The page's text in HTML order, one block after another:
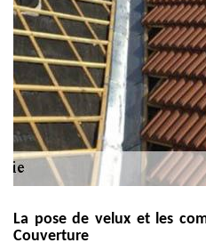
La pose de velux et les
Couverture